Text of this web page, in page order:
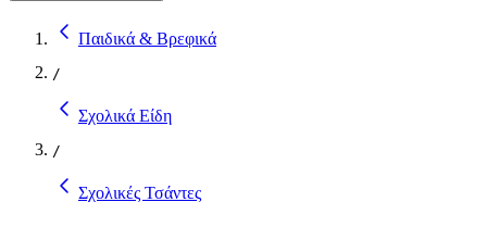
Παιδικά & Βρεφικά
/
Σχολικά Είδη
/
Σχολικές Τσάντες